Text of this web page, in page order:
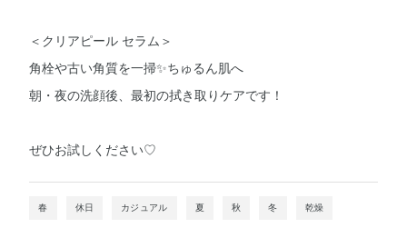
＜クリアピール セラム＞
角栓や古い角質を一掃✨ちゅるん肌へ
朝・夜の洗顔後、最初の拭き取りケアです！
ぜひお試しください♡
春 休日 カジュアル 夏 秋 冬 乾燥